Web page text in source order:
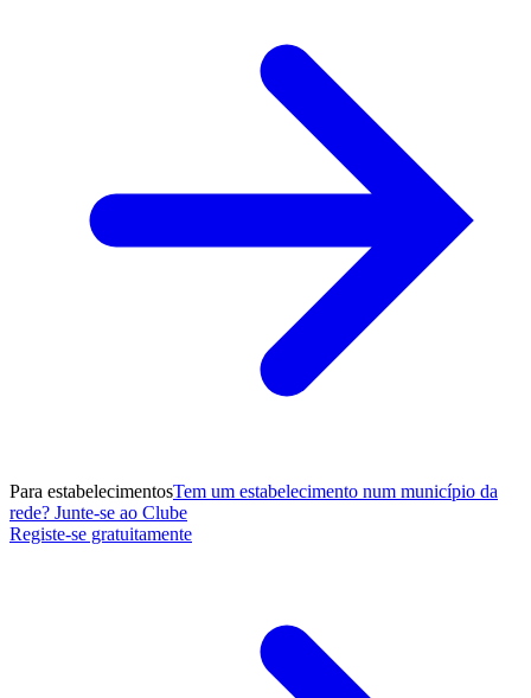
Para estabelecimentosTem um estabelecimento num município da
rede? Junte-se ao Clube
Registe-se gratuitamente